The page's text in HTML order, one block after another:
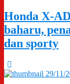
Honda X-
baharu,
dan sporty
29/11/